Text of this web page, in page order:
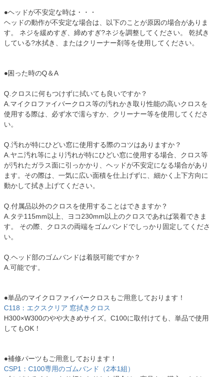
●ヘッドが不安定な時は・・・
ヘッドの動作が不安定な場合は、以下のことが原因の場合がありま
す。 ネジを緩めすぎ、締めすぎ?ネジを調整してください。 乾拭き
している?水拭き、またはクリーナー剤等を使用してください。
●困った時のQ＆A
Q.クロスに何もつけずに拭いても良いですか？
A.マイクロファイバークロス等の汚れかき取り性能の高いクロスを
使用する際は、必ず水で濡らすか、クリーナー等を使用してくださ
い。
Q.汚れが特にひどい窓に使用する際のコツはありますか？
A.ヤニ汚れ等により汚れが特にひどい窓に使用する場合、クロス等
が汚れたガラス面に引っかかり、ヘッドが不安定になる場合があり
ます。その際は、一気に広い面積を仕上げずに、細かく上下方向に
動かして拭き上げてください。
Q.付属品以外のクロスを使用することはできますか？
A.タテ115mm以上、ヨコ230mm以上のクロスであれば装着できま
す。 その際、クロスの両端をゴムバンドでしっかり固定してくださ
い。
Q.ヘッド部のゴムバンドは着脱可能ですか？
A.可能です。
●単品のマイクロファイバークロスもご用意しております！
C118：エクスクリア 窓拭きクロス
H300×W300のやや大きめサイズ。C100に取付けても、単品で使用
してもOK！
●補修パーツもご用意しております！
CSP1：C100専用のゴムバンド（2本1組）